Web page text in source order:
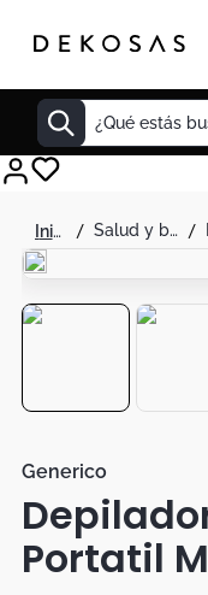
¿Qué estás
salud y belleza
Generico
Portatil
Decoracion
Cuadro
Sillas
Duvet
Botas